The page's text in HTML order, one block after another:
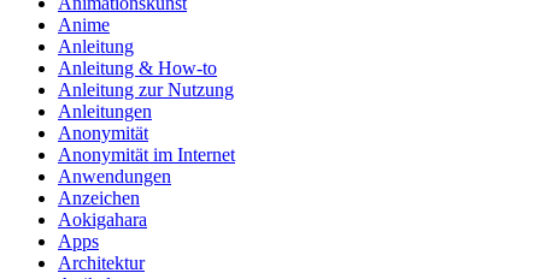
Anime
Anleitung
Anleitung & How‑to
Anleitung zur Nutzung
Anleitungen
Anonymität
Anonymität im Internet
Anwendungen
Anzeichen
Aokigahara
Apps
Architektur